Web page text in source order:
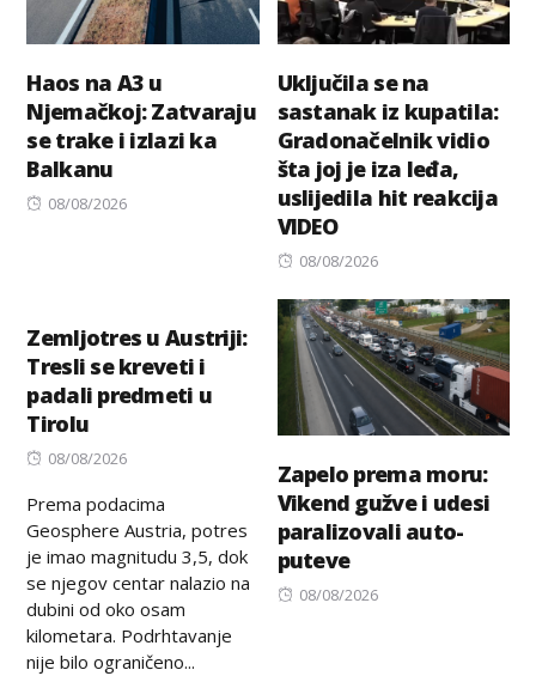
Haos na A3 u
Njemačkoj: Zatvaraju
se trake i izlazi ka
Balkanu
Posted
08/08/2026
Uključila se na
sastanak iz kupatila:
Gradonačelnik vidio
šta joj je iza leđa,
uslijedila hit reakcija
VIDEO
Posted
08/08/2026
Zemljotres u Austriji:
Tresli se kreveti i
padali predmeti u
Tirolu
Posted
08/08/2026
Prema podacima
Geosphere Austria, potres
je imao magnitudu 3,5, dok
se njegov centar nalazio na
dubini od oko osam
kilometara. Podrhtavanje
nije bilo ograničeno...
Zapelo prema moru:
Vikend gužve i udesi
paralizovali auto-
puteve
Posted
08/08/2026